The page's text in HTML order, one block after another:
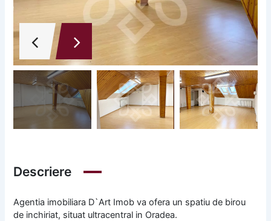
Descriere
Agentia imobiliara D`Art Imob va ofera un spatiu de birou
de inchiriat, situat ultracentral in Oradea.